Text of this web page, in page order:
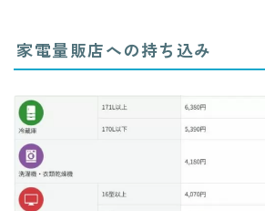
家電量販店への持ち込み